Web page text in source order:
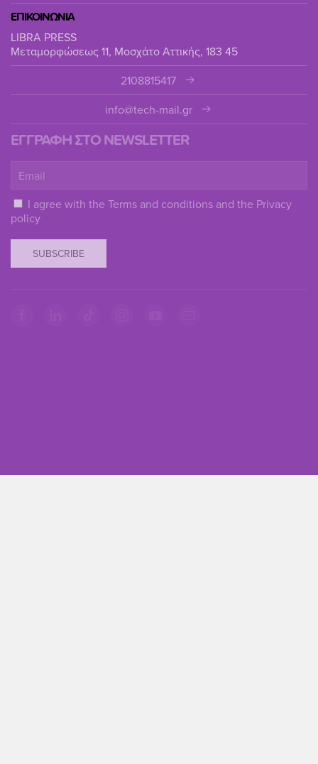
ΕΠΙΚΟΙΝΩΝΙΑ
LIBRA PRESS
Μεταμορφώσεως 11, Μοσχάτο Αττικής, 183 45
2108815417
info@tech-mail.gr
ΕΓΓΡΑΦΗ ΣΤΟ NEWSLETTER
I agree with the Terms and conditions and the Privacy
policy
SUBSCRIBE